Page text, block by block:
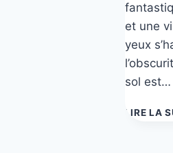
et une
yeux
sol est…
LIRE LA